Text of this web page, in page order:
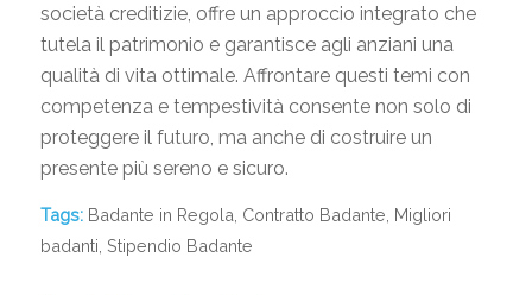
società creditizie, offre un approccio integrato che
tutela il patrimonio e garantisce agli anziani una
qualità di vita ottimale. Affrontare questi temi con
competenza e tempestività consente non solo di
proteggere il futuro, ma anche di costruire un
presente più sereno e sicuro.
Tags: Badante in Regola, Contratto Badante, Migliori
badanti, Stipendio Badante